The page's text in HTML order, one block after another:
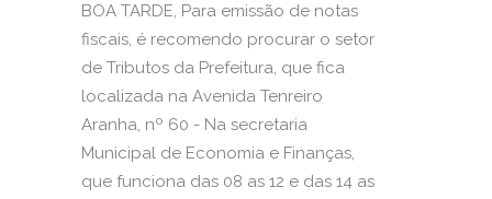
BOA TARDE, Para emissão de notas
fiscais, é recomendo procurar o setor
de Tributos da Prefeitura, que fica
localizada na Avenida Tenreiro
Aranha, nº 60 - Na secretaria
Municipal de Economia e Finanças,
que funciona das 08 as 12 e das 14 as